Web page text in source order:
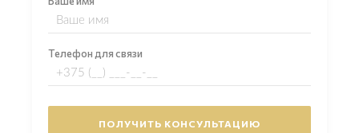
Телефон для связи